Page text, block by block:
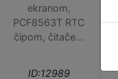
ekranom,
PCF8563T RTC
čipom, čitačem
ID:12989